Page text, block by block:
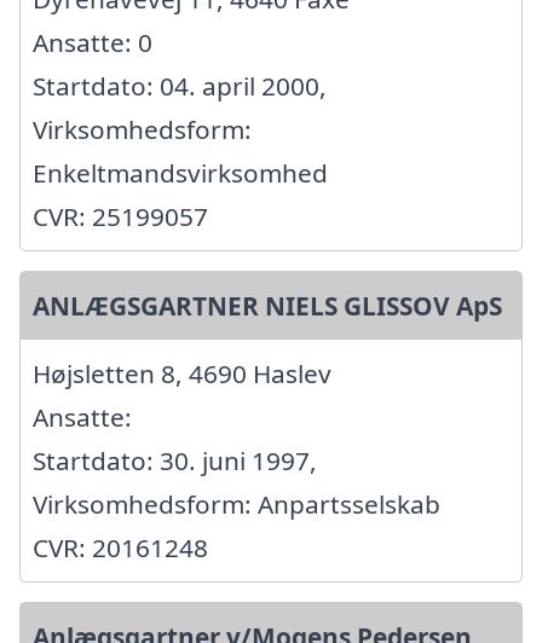
Ansatte: 0
Startdato: 04. april 2000,
Virksomhedsform:
Enkeltmandsvirksomhed
CVR: 25199057
ANLÆGSGARTNER NIELS GLISSOV ApS
Højsletten 8, 4690 Haslev
Ansatte:
Startdato: 30. juni 1997,
Virksomhedsform: Anpartsselskab
CVR: 20161248